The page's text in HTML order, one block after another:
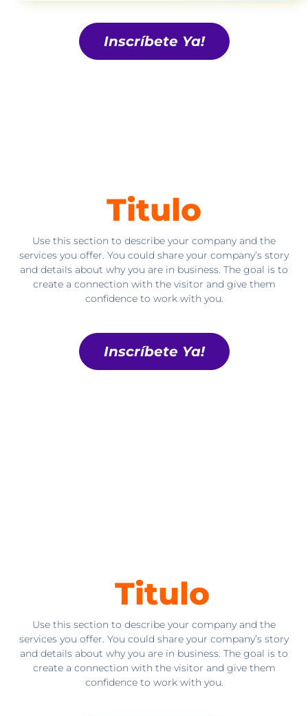
Inscríbete Ya!
Titulo
Use this section to describe your company and the
services you offer. You could share your company’s story
and details about why you are in business. The goal is to
create a connection with the visitor and give them
confidence to work with you.
Inscríbete Ya!
Titulo
Use this section to describe your company and the
services you offer. You could share your company’s story
and details about why you are in business. The goal is to
create a connection with the visitor and give them
confidence to work with you.